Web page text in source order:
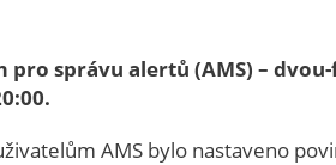
pro správu alertů (AMS) –
AMS bylo nastaveno